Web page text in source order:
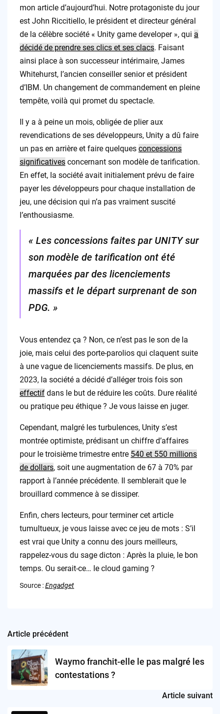
mon article d’aujourd’hui. Notre protagoniste du jour
est John Riccitiello, le président et directeur général
de la célèbre société « Unity game developer », qui a
décidé de prendre ses clics et ses clacs. Faisant
ainsi place à son successeur intérimaire, James
Whitehurst, l’ancien conseiller senior et président
d’IBM. Un changement de commandement en pleine
tempête, voilà qui promet du spectacle.
Il y a à peine un mois, obligée de plier aux
revendications de ses développeurs, Unity a dû faire
un pas en arrière et faire quelques concessions
significativesconcernant son modèle de tarification.
En effet, la société avait initialement prévu de faire
payer les développeurs pour chaque installation de
jeu, une décision qui n’a pas vraiment suscité
l’enthousiasme.
« Les concessions faites par UNITY sur
son modèle de tarification ont été
marquées par des licenciements
massifs et le départ surprenant de son
PDG. »
Vous entendez ça ? Non, ce n’est pas le son de la
joie, mais celui des porte-parolios qui claquent suite
à une vague de licenciements massifs. De plus, en
2023, la société a décidé d’alléger trois fois son
effectifdans le but de réduire les coûts. Dure réalité
ou pratique peu éthique ? Je vous laisse en juger.
Cependant, malgré les turbulences, Unity s’est
montrée optimiste, prédisant un chiffre d’affaires
pour le troisième trimestre entre 540 et 550 millions
de dollars, soit une augmentation de 67 à 70% par
rapport à l’année précédente. Il semblerait que le
brouillard commence à se dissiper.
Enfin, chers lecteurs, pour terminer cet article
tumultueux, je vous laisse avec ce jeu de mots : S’il
est vrai que Unity a connu des jours meilleurs,
rappelez-vous du sage dicton : Après la pluie, le bon
temps. Ou serait-ce… le cloud gaming ?
Source :Engadget
Post
navigation
Article précédent
Waymo franchit-elle le pas malgré les
contestations ?
Article suivant